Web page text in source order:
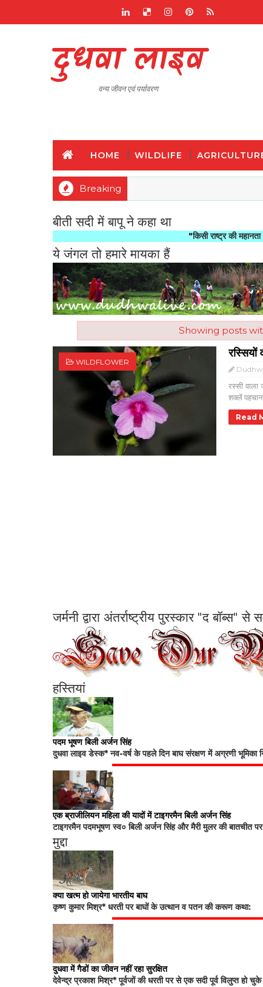
दुधवा लाइव
वन्य जीवन एवं पर्यावरण
HOME WILDLIFE
Breaking
बीती सदी में बापू ने कहा था
"किसी राष्ट्र की महानता और नैतिक
ये जंगल तो हमारे मायका हैं
Showing posts
WILDFLOWER
रस्सियों
रस्सी
शक्लें
Read
जर्मनी द्वारा अंतर्राष्ट्रीय पुरस्कार "द बॉब्स" से
हस्तियां
पदम भूषण बिली अर्जन सिंह
दुधवा लाइव डेस्क* नव-वर्ष के पहले दिन बाघ संरक्षण में अग्रणी भूमिका
एक ब्राजीलियन महिला की यादों में टाइगरमैन बिली अर्जन सिंह
टाइगरमैन पदमभूषण स्व० बिली अर्जन सिंह और मैरी मुलर की बातचीत
मुद्दा
क्या खत्म हो जायेगा भारतीय बाघ
कृष्ण कुमार मिश्र* धरती पर बाघों के उत्थान व पतन की करूण कथा:
दुधवा में गैडों का जीवन नहीं रहा सुरक्षित
देवेन्द्र प्रकाश मिश्र* पूर्वजों की धरती पर से एक सदी पूर्व विलुप्त हो